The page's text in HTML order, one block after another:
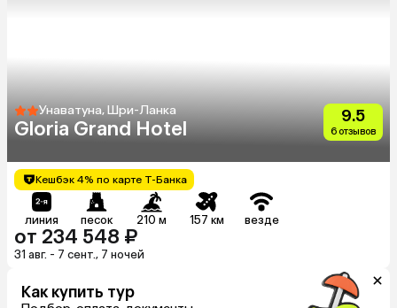
Унаватуна, Шри-Ланка
Gloria Grand Hotel
9.5
6 отзывов
Кешбэк 4% по карте Т-Банка
линия песок 210 м 157 км везде
от 234 548 ₽
31 авг. - 7 сент., 7 ночей
Как купить тур